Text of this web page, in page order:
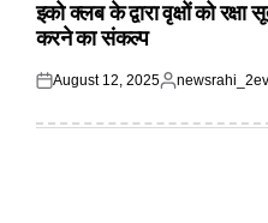
इको क्लब के द्वारा वृक्षों को रक्षा
करने का संकल्प
Posted
August 12, 2025
Posted